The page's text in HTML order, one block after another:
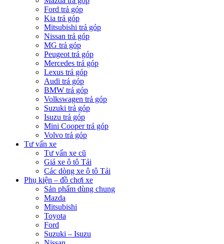
Ford trả góp
Kia trả góp
Mitsubishi trả góp
Nissan trả góp
MG trả góp
Peugeot trả góp
Mercedes trả góp
Lexus trả góp
Audi trả góp
BMW trả góp
Volkswagen trả góp
Suzuki trả góp
Isuzu trả góp
Mini Cooper trả góp
Volvo trả góp
Tư vấn xe
Tư vấn xe cũ
Giá xe ô tô Tải
Các dòng xe ô tô Tải
Phụ kiện – đồ chơi xe
Sản phẩm dùng chung
Mazda
Mitsubishi
Toyota
Ford
Suzuki – Isuzu